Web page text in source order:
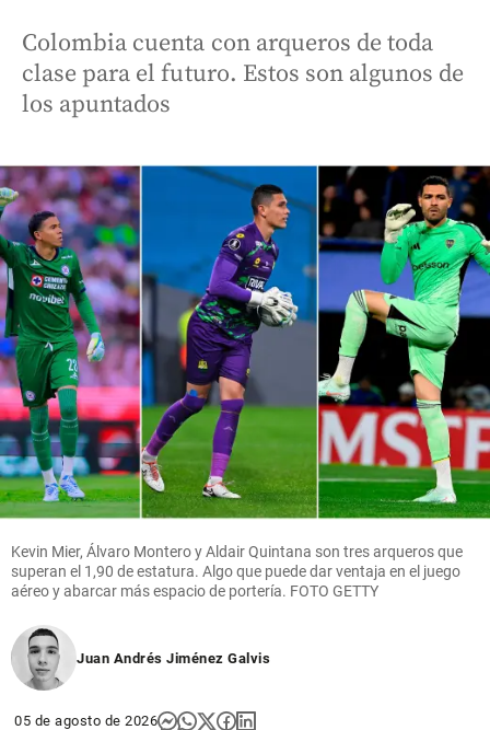
Colombia cuenta con arqueros de toda
clase para el futuro. Estos son algunos de
los apuntados
Kevin Mier, Álvaro Montero y Aldair Quintana son tres arqueros que
superan el 1,90 de estatura. Algo que puede dar ventaja en el juego
aéreo y abarcar más espacio de portería. FOTO GETTY
Juan Andrés Jiménez Galvis
05 de agosto de 2026